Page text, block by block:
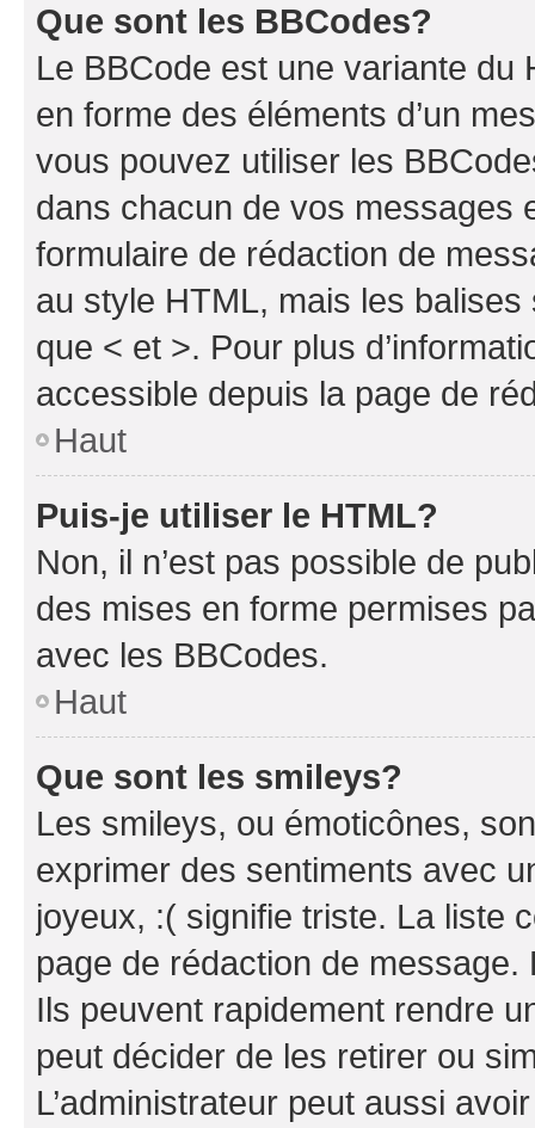
Que sont les BBCodes?
Le BBCode est une variante du
en forme des éléments d’un
vous pouvez utiliser les
dans chacun de vos messages
formulaire de rédaction de
au style HTML, mais les
que < et >. Pour plus
accessible depuis la page de
Haut
Puis-je utiliser le HTML?
Non, il n’est pas possible de
des mises en forme permises
avec les BBCodes.
Haut
Que sont les smileys?
Les smileys, ou émoticônes,
exprimer des sentiments avec
joyeux, :( signifie triste. La liste
page de rédaction de
Ils peuvent rapidement rendre
peut décider de les retirer ou
L’administrateur peut aussi